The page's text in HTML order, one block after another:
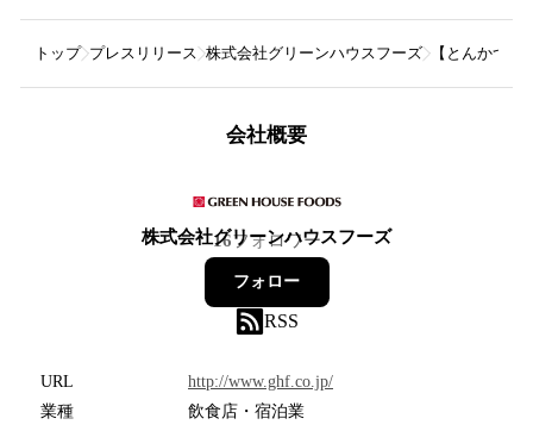
トップ プレスリリース 株式会社グリーンハウスフーズ 【とんかつ
会社概要
株式会社グリーンハウスフーズ
16フォロワー
フォロー
RSS
URL
http://www.ghf.co.jp/
業種
飲食店・宿泊業